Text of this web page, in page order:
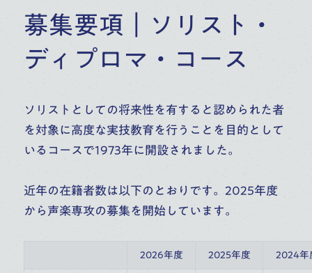
募集要項｜ソリスト・
ディプロマ・コース
ソリストとしての将来性を有すると認められた者
を対象に高度な実技教育を行うことを目的として
いるコースで1973年に開設されました。
近年の在籍者数は以下のとおりです。2025年度
から声楽専攻の募集を開始しています。
2026年度 2025年度 2024年